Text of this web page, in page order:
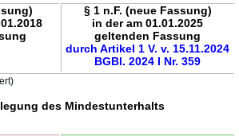
§ 1 n.F. (neue Fassung)
in der am 01.01.2025
geltenden Fassung
durch Artikel 1 V. v. 15.11.2024
BGBl. 2024 I Nr. 359
des Mindestunterhalts